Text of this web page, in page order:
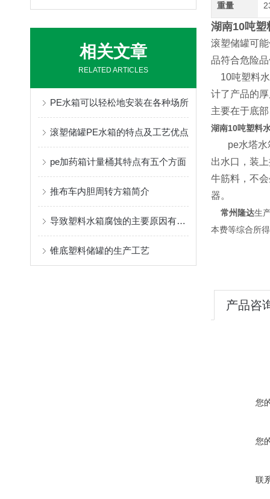
相关文章
RELATED ARTICLES
PE水箱可以轻松地安装在各种场所
滚塑储罐PE水箱的特点及工艺优点
pe加药箱计量桶其特点有五个方面
推布车内胆周转方箱简介
导致塑料水箱腐蚀的主要原因有两个
锥底塑料储罐的生产工艺
重量
湖南10吨塑
滚塑储罐可
品符合危险
10吨塑料水
计了产品的
主要在于底
湖南10吨塑料
pe水塔
出水口，装
牛筋料，不
器。
常州隆达生
本费等综合所
产品咨
您
您
联